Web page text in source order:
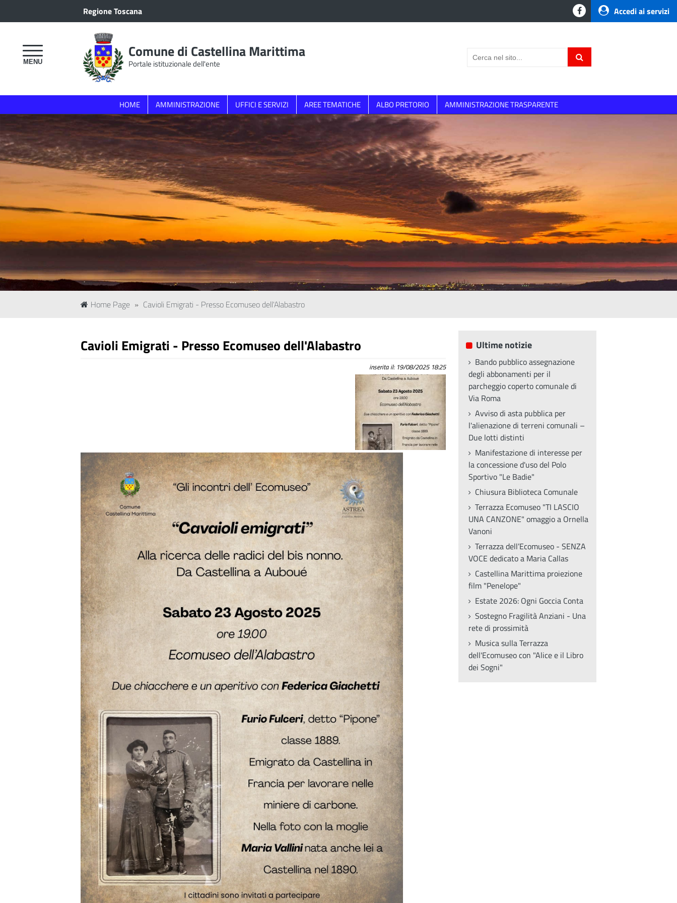
Accedi ai servizi
Regione Toscana
Comune di Castellina Marittima
Portale istituzionale dell'ente
HOME AMMINISTRAZIONE UFFICI E SERVIZI AREE TEMATICHE ALBO PRETORIO AMMINISTRAZIONE TRASPARENTE
Home Page » Cavioli Emigrati - Presso Ecomuseo dell'Alabastro
Cavioli Emigrati - Presso Ecomuseo dell'Alabastro
inserita il: 19/08/2025 18:25
Ultime notizie
Bando pubblico assegnazione
degli abbonamenti per il
parcheggio coperto comunale di
Via Roma
Avviso di asta pubblica per
l'alienazione di terreni comunali –
Due lotti distinti
Manifestazione di interesse per
la concessione d'uso del Polo
Sportivo "Le Badie"
Chiusura Biblioteca Comunale
Terrazza Ecomuseo "TI LASCIO
UNA CANZONE" omaggio a Ornella
Vanoni
Terrazza dell’Ecomuseo - SENZA
VOCE dedicato a Maria Callas
Castellina Marittima proiezione
film "Penelope"
Estate 2026: Ogni Goccia Conta
Sostegno Fragilità Anziani - Una
rete di prossimità
Musica sulla Terrazza
dell'Ecomuseo con "Alice e il Libro
dei Sogni"